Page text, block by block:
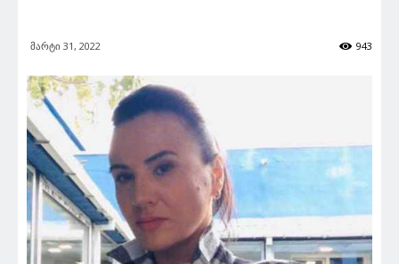
მარტი 31, 2022 943